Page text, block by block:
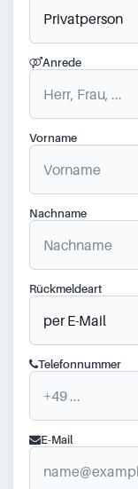
Anrede
Vorname
Nachname
Rückmeldeart
Telefonnummer
E-Mail